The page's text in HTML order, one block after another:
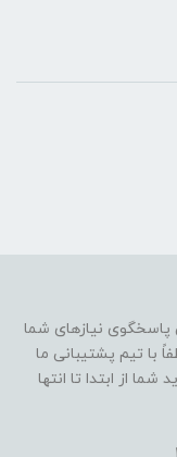
پاسخگوی نیازهای شما
با تیم پشتیبانی ما
از ابتدا تا انتها